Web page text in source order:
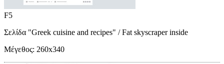
F5
Σελίδα "Greek cuisine and recipes" / Fat skyscraper inside
Μέγεθος: 260x340